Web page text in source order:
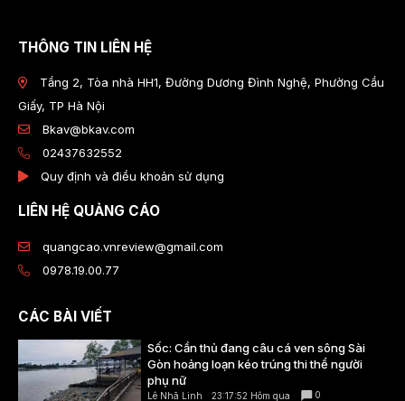
THÔNG TIN LIÊN HỆ
Tầng 2, Tòa nhà HH1, Đường Dương Đình Nghệ, Phường Cầu
Giấy, TP Hà Nội
Bkav@bkav.com
02437632552
Quy định và điều khoản sử dụng
LIÊN HỆ QUẢNG CÁO
quangcao.vnreview@gmail.com
0978.19.00.77
CÁC BÀI VIẾT
Sốc: Cần thủ đang câu cá ven sông Sài
Gòn hoảng loạn kéo trúng thi thể người
phụ nữ
Lê Nhã Linh 23:17:52 Hôm qua 0